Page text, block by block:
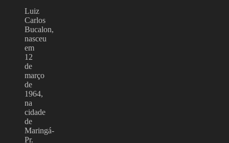
Luiz
Carlos
Bucalon,
nasceu
em
12
de
março
de
1964,
na
cidade
de
Maringá-
Pr.